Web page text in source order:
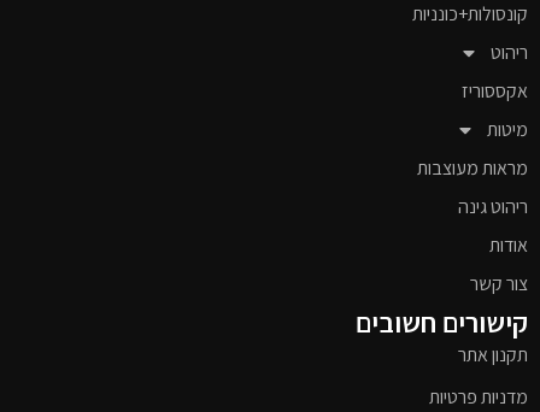
קונסולות+כונניות
ריהוט
אקססוריז
מיטות
מראות מעוצבות
ריהוט גינה
אודות
צור קשר
קישורים חשובים
תקנון אתר
מדניות פרטיות